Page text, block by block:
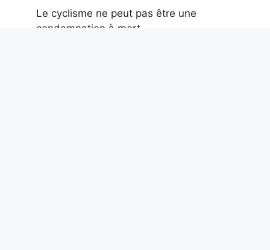
Le cyclisme ne peut pas être une
condamnation à mort